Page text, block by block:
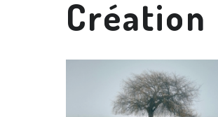
Création